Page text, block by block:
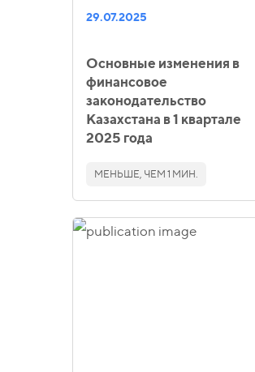
29.07.2025
Основные изменения в
финансовое
законодательство
Казахстана в 1 квартале
2025 года
МЕНЬШЕ, ЧЕМ 1 МИН.